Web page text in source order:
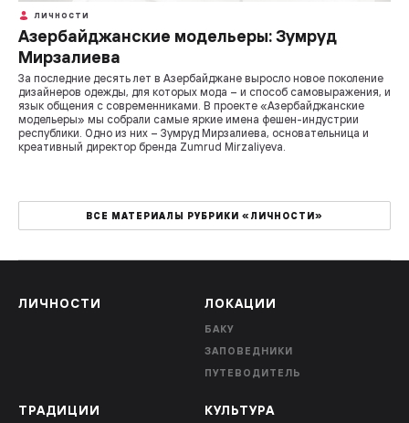
ЛИЧНОСТИ
Азербайджанские модельеры: Зумруд
Мирзалиева
За последние десять лет в Азербайджане выросло новое поколение
дизайнеров одежды, для которых мода – и способ самовыражения, и
язык общения с современниками. В проекте «Азербайджанские
модельеры» мы собрали самые яркие имена фешен-индустрии
республики. Одно из них – Зумруд Мирзалиева, основательница и
креативный директор бренда Zumrud Mirzaliyeva.
ВСЕ МАТЕРИАЛЫ РУБРИКИ «ЛИЧНОСТИ»
ЛИЧНОСТИ ЛОКАЦИИ
БАКУ
ЗАПОВЕДНИКИ
ПУТЕВОДИТЕЛЬ
ТРАДИЦИИ КУЛЬТУРА